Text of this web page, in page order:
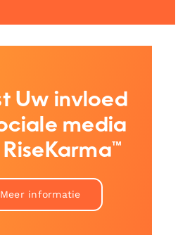
Uw invloed
media
Meer informatie